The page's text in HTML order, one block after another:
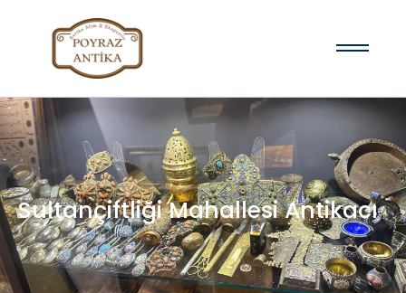
Sultançiftliği Mahallesi Antikacı